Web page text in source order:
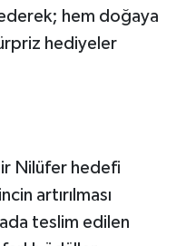
hem doğaya
hediyeler
Nilüfer hedefi
artırılması
teslim edilen